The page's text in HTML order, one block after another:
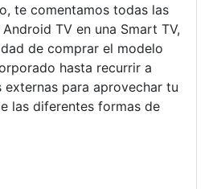
te comentamos todas las
TV en una Smart TV,
de comprar el modelo
hasta recurrir a
externas para aprovechar tu
las diferentes formas de